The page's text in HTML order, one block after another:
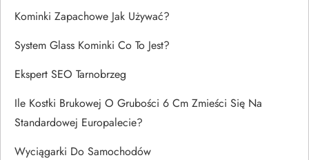
Kominki Zapachowe Jak Używać?
System Glass Kominki Co To Jest?
Ekspert SEO Tarnobrzeg
Ile Kostki Brukowej O Grubości 6 Cm Zmieści Się Na
Standardowej Europalecie?
Wyciągarki Do Samochodów